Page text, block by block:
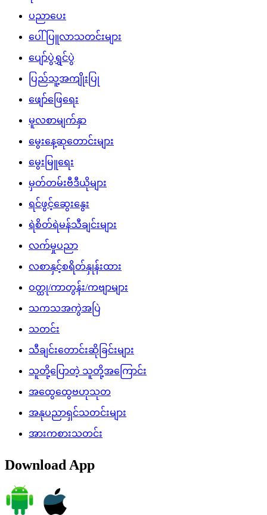
ပညာပေး
ပေါ်ပြူလာသတင်းများ
ပျော်ပွဲရွှင်ပွဲ
ပြည်သူ့အကျိုးပြု
ဖျော်ဖြေရေး
မူလစာမျက်နှာ
မွေးနေ့ဆုတောင်းများ
မွေးမြူရေး
မှတ်တမ်းဗီဒီယိုများ
ရင်ဖွင့်ဆွေးနွေး
ရဲစိတ်ရဲမန်သီချင်းများ
လက်မှုပညာ
လစာနှင့်စရိတ်နှုန်းထား
ဝတ္ထု/ကာတွန်း/ကဗျာများ
သကသအကွဲအပြဲ
သတင်း
သီချင်းတောင်းဆိုခြင်းများ
သူတို့ပြောတဲ့ သူတို့အကြောင်း
အထွေထွေဗဟုသုတ
အနုပညာရှင်သတင်းများ
အားကစားသတင်း
Download App